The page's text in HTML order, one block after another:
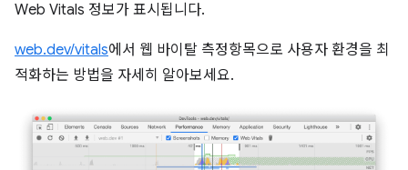
Web Vitals 정보가 표시됩니다.
web.dev/vitals에서 웹 바이탈 측정항목으로 사용자 환경을 최
적화하는 방법을 자세히 알아보세요.